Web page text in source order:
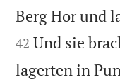
Berg Hor und
42 Und sie
lagerten in